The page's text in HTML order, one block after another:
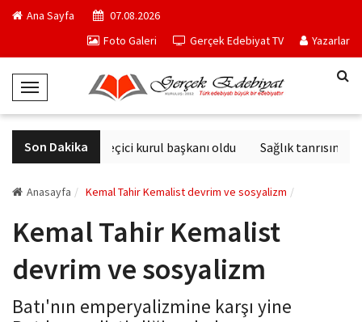
Ana Sayfa
07.08.2026
Foto Galeri
Gerçek Edebiyat TV Yazarlar
T
o
g
g
e
a
i
a
Son Dakika
Derviş Zaim seçici kurul başkanı oldu Sağlık tanrısının
Anasayfa Kemal Tahir Kemalist devrim ve sosyalizm
Kemal Tahir Kemalist
devrim ve sosyalizm
Batı'nın emperyalizmine karşı yine